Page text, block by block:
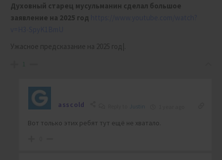
Духовный старец мусульманин сделал большое
заявление на 2025 год
Ужасное предсказание на 2025 год|.
1
asscold Justin
Вот только этих ребят тут ещё не хватало.